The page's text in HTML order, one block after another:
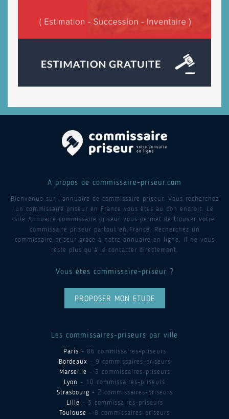
A propos de commissaire-priseur.com
Bienvenue sur l’annuaire de commissaire priseur. Vous recherchez
un commissaire priseur en France vous êtes au bon endroit. Le
site Annuaire commissaire priseur vous permet de trouver votre
commissaire priseur partout en France. Recherchez un
commissaire priseur grâce à notre annuaire en ligne, il ne vous
reste plus qu’à le contacter directement.
Vous êtes commissaire-priseur ?
PROPOSER MON ETUDE
Les commissaires-priseurs par ville
Paris - 86 commissaires-priseurs
Bordeaux - 9 commissaires-priseurs
Marseille - 3 commissaires-priseurs
Lyon - 10 commissaires-priseurs
Strasbourg - 2 commissaires-priseurs
Lille - 3 commissaires-priseurs
Toulouse - 8 commissaires-priseurs